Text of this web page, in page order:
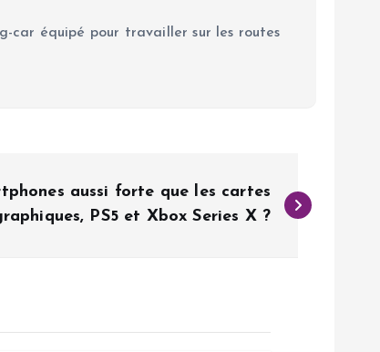
car équipé pour travailler sur les routes
aussi forte que les cartes
PS5 et Xbox Series X ?